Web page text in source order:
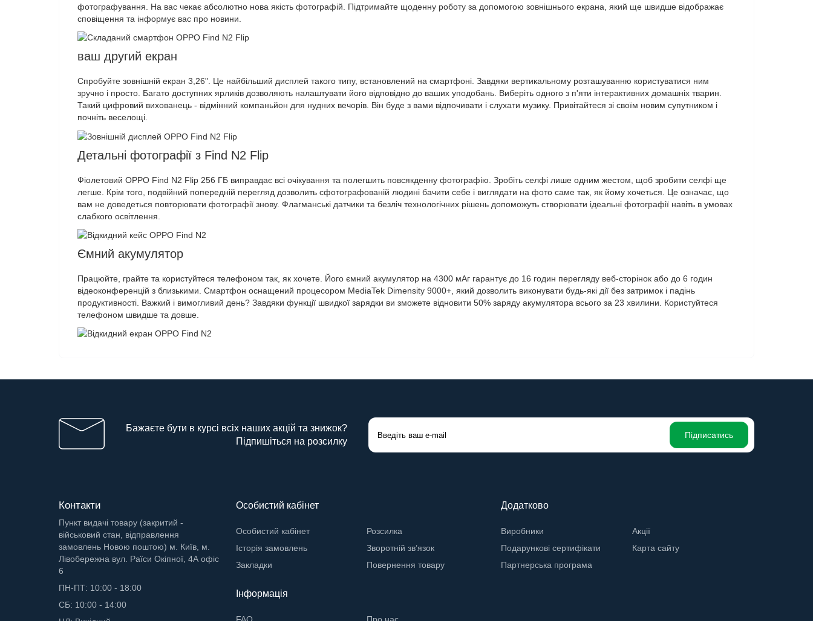
фотографування. На вас чекає абсолютно нова якість фотографій. Підтримайте щоденну роботу за допомогою зовнішнього екрана, який ще швидше відображає
сповіщення та інформує вас про новини.
ваш другий екран
Спробуйте зовнішній екран 3,26". Це найбільший дисплей такого типу, встановлений на смартфоні. Завдяки вертикальному розташуванню користуватися ним
зручно і просто. Багато доступних ярликів дозволяють налаштувати його відповідно до ваших уподобань. Виберіть одного з п'яти інтерактивних домашніх тварин.
Такий цифровий вихованець - відмінний компаньйон для нудних вечорів. Він буде з вами відпочивати і слухати музику. Привітайтеся зі своїм новим супутником і
почніть веселощі.
Детальні фотографії з Find N2 Flip
Фіолетовий OPPO Find N2 Flip 256 ГБ виправдає всі очікування та полегшить повсякденну фотографію. Зробіть селфі лише одним жестом, щоб зробити селфі ще
легше. Крім того, подвійний попередній перегляд дозволить сфотографованій людині бачити себе і виглядати на фото саме так, як йому хочеться. Це означає, що
вам не доведеться повторювати фотографії знову. Флагманські датчики та безліч технологічних рішень допоможуть створювати ідеальні фотографії навіть в умовах
слабкого освітлення.
Ємний акумулятор
Працюйте, грайте та користуйтеся телефоном так, як хочете. Його ємний акумулятор на 4300 мАг гарантує до 16 годин перегляду веб-сторінок або до 6 годин
відеоконференцій з близькими. Смартфон оснащений процесором MediaTek Dimensity 9000+, який дозволить виконувати будь-які дії без затримок і падінь
продуктивності. Важкий і вимогливий день? Завдяки функції швидкої зарядки ви зможете відновити 50% заряду акумулятора всього за 23 хвилини. Користуйтеся
телефоном швидше та довше.
Бажаєте бути в курсі всіх наших акцій та знижок?
Підпишіться на розсилку
Підписатись
Контакти
Пункт видачі товару (закритий -
військовий стан, відправлення
замовлень Новою поштою) м. Київ, м.
Лівобережна вул. Раїси Окіпної, 4А офіс
6
ПН-ПТ: 10:00 - 18:00
СБ: 10:00 - 14:00
Особистий кабінет
Особистий кабінет
Історія замовлень
Закладки
Розсилка
Зворотній зв’язок
Повернення товару
Додатково
Виробники
Подарункові сертифікати
Партнерська програма
Акції
Карта сайту
Інформація